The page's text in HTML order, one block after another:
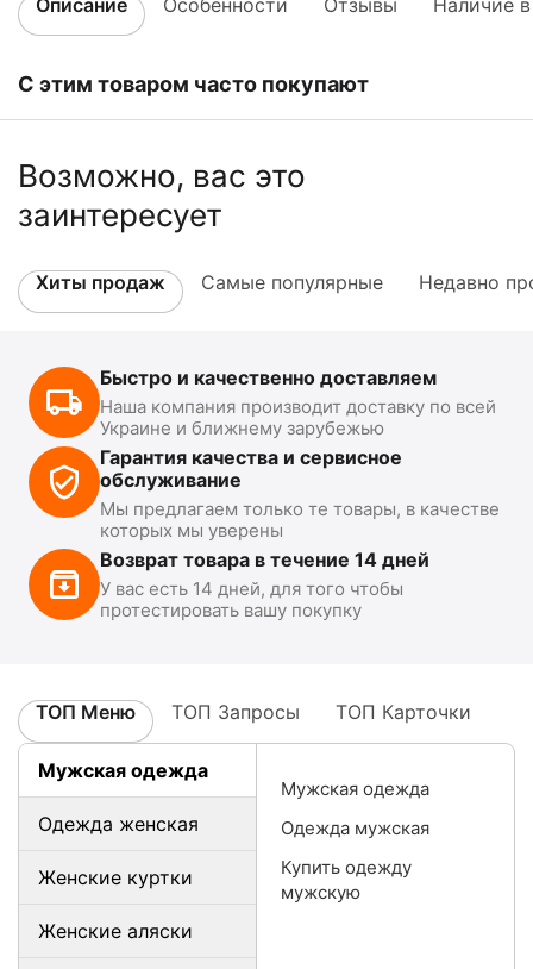
Описание Особенности Отзывы Наличие
С этим товаром часто покупают
Возможно, вас это
заинтересует
Хиты продаж Самые популярные Недавно
Быстро и качественно доставляем
Наша компания производит доставку по всей
Украине и ближнему зарубежью
Гарантия качества и сервисное
обслуживание
Мы предлагаем только те товары, в качестве
которых мы уверены
Возврат товара в течение 14 дней
У вас есть 14 дней, для того чтобы
протестировать вашу покупку
ТОП Меню ТОП Запросы ТОП Карточки
Мужская одежда
Одежда женская
Женские куртки
Женские аляски
Мужская одежда
Одежда мужская
Купить одежду
мужскую